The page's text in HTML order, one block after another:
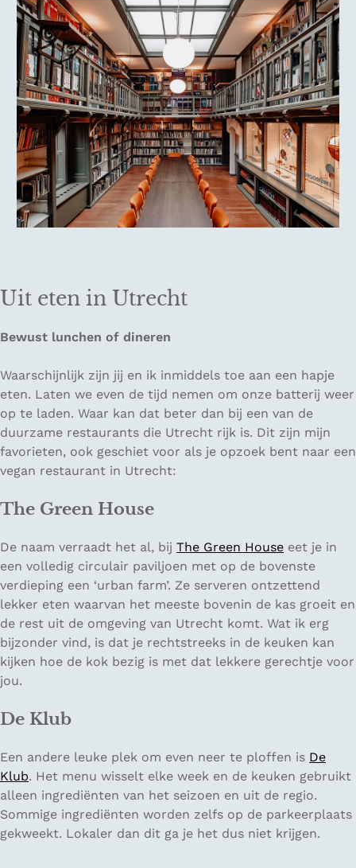
Uit eten in Utrecht
Bewust lunchen of dineren
Waarschijnlijk zijn jij en ik inmiddels toe aan een hapje
eten. Laten we even de tijd nemen om onze batterij weer
op te laden. Waar kan dat beter dan bij een van de
duurzame restaurants die Utrecht rijk is. Dit zijn mijn
favorieten, ook geschiet voor als je opzoek bent naar een
vegan restaurant in Utrecht:
The Green House
De naam verraadt het al, bij The Green House eet je in
een volledig circulair paviljoen met op de bovenste
verdieping een ‘urban farm’. Ze serveren ontzettend
lekker eten waarvan het meeste bovenin de kas groeit en
de rest uit de omgeving van Utrecht komt. Wat ik erg
bijzonder vind, is dat je rechtstreeks in de keuken kan
kijken hoe de kok bezig is met dat lekkere gerechtje voor
jou.
De Klub
Een andere leuke plek om even neer te ploffen is De
Klub. Het menu wisselt elke week en de keuken gebruikt
alleen ingrediënten van het seizoen en uit de regio.
Sommige ingrediënten worden zelfs op de parkeerplaats
gekweekt. Lokaler dan dit ga je het dus niet krijgen.